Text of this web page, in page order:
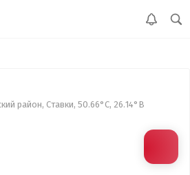
район, Ставки, 50.66°С, 26.14°В